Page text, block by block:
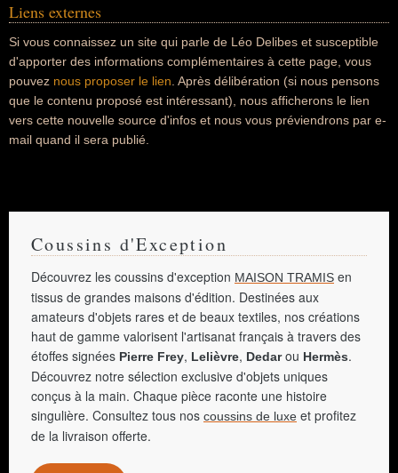
Liens externes
Si vous connaissez un site qui parle de Léo Delibes et susceptible
d'apporter des informations complémentaires à cette page, vous
pouvez nous proposer le lien . Après délibération (si nous pensons
que le contenu proposé est intéressant), nous afficherons le lien
vers cette nouvelle source d'infos et nous vous préviendrons par e-
mail quand il sera publié.
Coussins d'Exception
Découvrez les coussins d'exception MAISON TRAMIS en
tissus de grandes maisons d'édition. Destinées aux
amateurs d'objets rares et de beaux textiles, nos créations
haut de gamme valorisent l'artisanat français à travers des
étoffes signées Pierre Frey, Lelièvre, Dedarou Hermès.
Découvrez notre sélection exclusive d'objets uniques
conçus à la main. Chaque pièce raconte une histoire
singulière. Consultez tous nos coussins de luxe et profitez
de la livraison offerte.